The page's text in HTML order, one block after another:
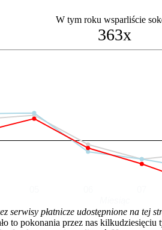
W tym roku wsparliście
363x
serwisy płatnicze udostępnione na tej
to pokonania przez nas